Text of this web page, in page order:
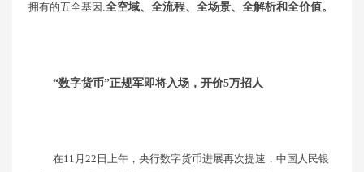
拥有的五全基因:全空域、全流程、全场景、全解析和全价值。
“数字货币”正规军即将入场，开价5万招人
在11月22日上午，央行数字货币进展再次提速，中国人民银